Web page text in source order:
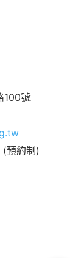
100號
預約制)